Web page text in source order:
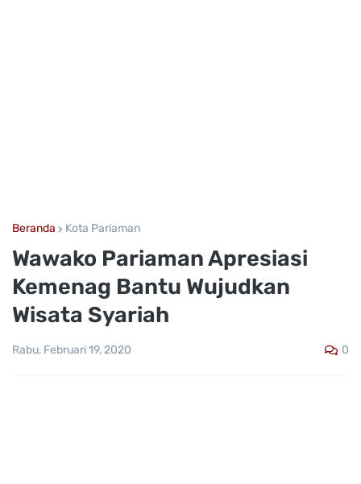
Beranda Kota Pariaman
Wawako Pariaman Apresiasi
Kemenag Bantu Wujudkan
Wisata Syariah
Rabu, Februari 19, 2020 0